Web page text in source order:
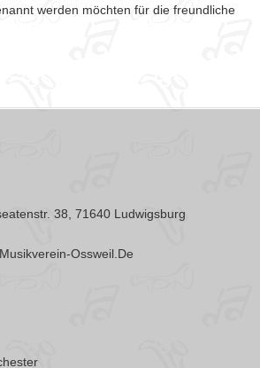
werden möchten für die freundliche
38, 71640 Ludwigsburg
Ossweil.de